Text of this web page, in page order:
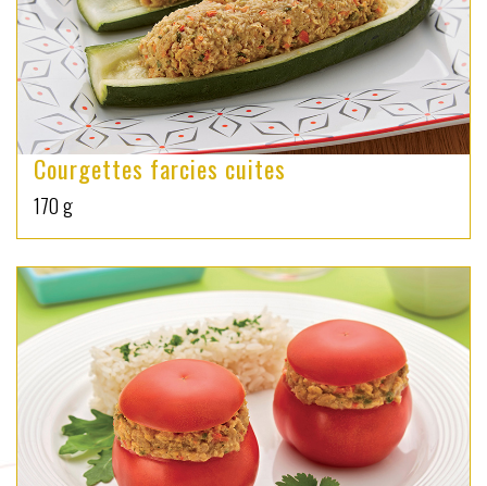
Courgettes farcies cuites
170 g